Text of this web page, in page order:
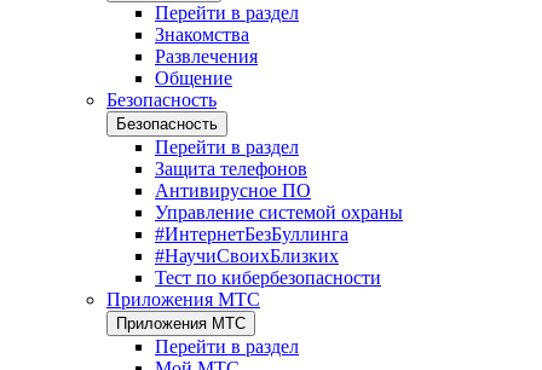
Перейти в раздел
Знакомства
Развлечения
Общение
Безопасность
Безопасность
Перейти в раздел
Защита телефонов
Антивирусное ПО
Управление системой охраны
#ИнтернетБезБуллинга
#НаучиСвоихБлизких
Тест по кибербезопасности
Приложения МТС
Приложения МТС
Перейти в раздел